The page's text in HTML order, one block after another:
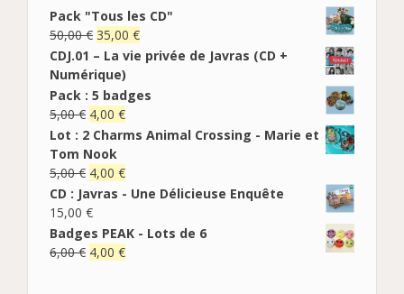
Pack "Tous les CD"
50,00€ 35,00 €
CDJ.01 – La vie privée de Javras (CD +
Numérique)
Pack : 5 badges
5,00€ 4,00 €
Lot : 2 Charms Animal Crossing - Marie et
Tom Nook
5,00€ 4,00 €
CD : Javras - Une Délicieuse Enquête
15,00 €
Badges PEAK - Lots de 6
6,00€ 4,00 €